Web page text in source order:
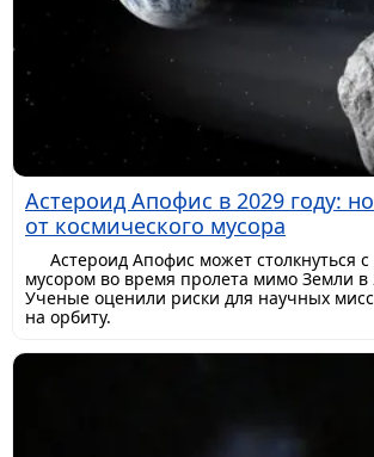
Астероид Апофис в 2029 году:
от космического мусора
Астероид Апофис может столкнуться
мусором во время пролета мимо Земли в
Ученые оценили риски для научных
на орбиту.